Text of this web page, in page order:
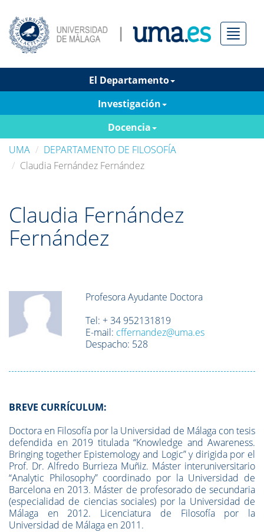
Menú
El Departamento
Investigación
Docencia
UMA
DEPARTAMENTO DE FILOSOFÍA
Claudia Fernández Fernández
Claudia Fernández
Fernández
Profesora Ayudante Doctora
Tel: + 34 952131819
E-mail: cffernandez@uma.es
Despacho: 528
BREVE CURRÍCULUM:
Doctora en Filosofía por la Universidad de Málaga con tesis
defendida en 2019 titulada “Knowledge and Awareness.
Bringing together Epistemology and Logic” y dirigida por el
Prof. Dr. Alfredo Burrieza Muñiz. Máster interuniversitario
“Analytic Philosophy” coordinado por la Universidad de
Barcelona en 2013. Máster de profesorado de secundaria
(especialidad de ciencias sociales) por la Universidad de
Málaga en 2012. Licenciatura de Filosofía por la
Universidad de Málaga en 2011.